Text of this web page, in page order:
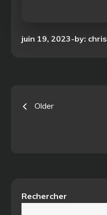
Posted
juin 19, 2023 by: chris
Navigation
Older
Rechercher